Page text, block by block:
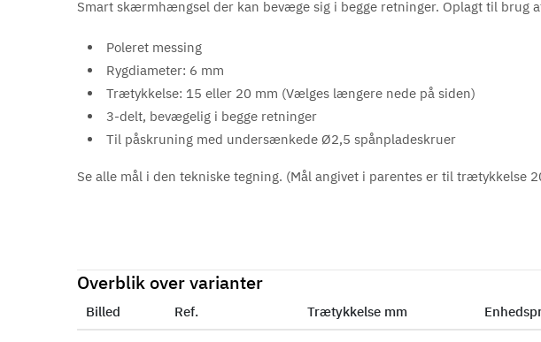
Smart skærmhængsel der kan bevæge sig i begge retninger. Oplagt til brug
Poleret messing
Rygdiameter: 6 mm
Trætykkelse: 15 eller 20 mm (Vælges længere nede på siden)
3-delt, bevægelig i begge retninger
Til påskruning med undersænkede Ø2,5 spånpladeskruer
Se alle mål i den tekniske tegning. (Mål angivet i parentes er til trætykkelse
Overblik over varianter
Billed Ref. Trætykkelse mm